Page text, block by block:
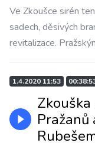
Ve Zkoušce sirén
sadech, děsivých
revitalizace.
1.4.2020 11:53
Pražanů